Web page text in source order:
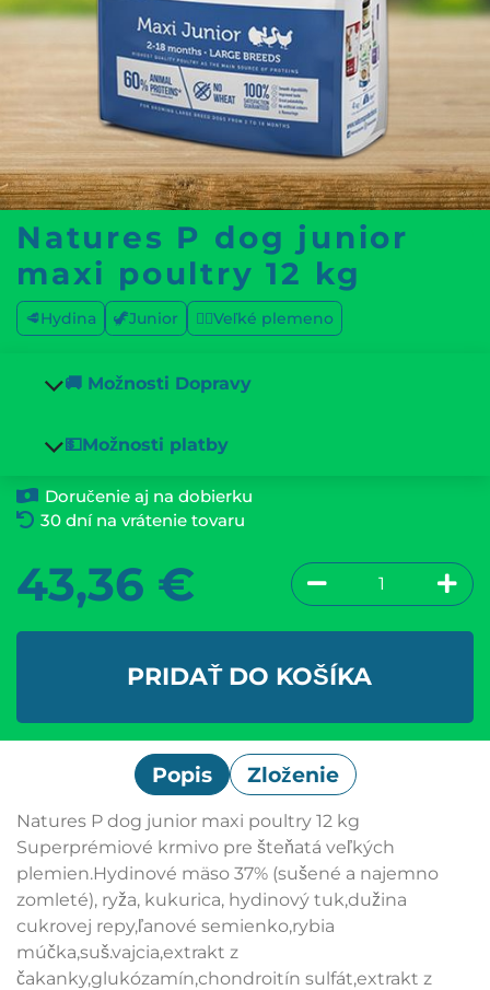
Natures P dog junior
maxi poultry 12 kg
🥩Hydina 🦖Junior 🐕‍🦺Veľké plemeno
🚚 Možnosti Dopravy
💵Možnosti platby
Doručenie aj na dobierku
30 dní na vrátenie tovaru
43,36 €
PRIDAŤ DO KOŠÍKA
Popis Zloženie
Natures P dog junior maxi poultry 12 kg
Superprémiové krmivo pre šteňatá veľkých
plemien.Hydinové mäso 37% (sušené a najemno
zomleté), ryža, kukurica, hydinový tuk,dužina
cukrovej repy,ľanové semienko,rybia
múčka,suš.vajcia,extrakt z
čakanky,glukózamín,chondroitín sulfát,extrakt z